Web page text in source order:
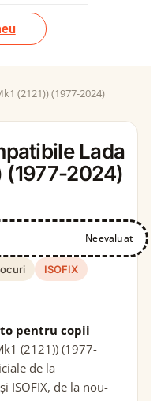
(2121)) (1977-2024)
Lada
(1977-2024)
Neevaluat
ISOFIX
pentru copii
(2121)) (1977-
de la
ISOFIX, de la nou-